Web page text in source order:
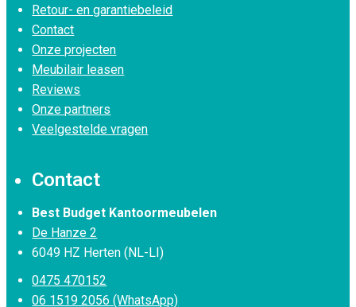
Retour- en garantiebeleid
Contact
Onze projecten
Meubilair leasen
Reviews
Onze partners
Veelgestelde vragen
Contact
Best Budget Kantoormeubelen
De Hanze 2
6049 HZ Herten (NL-LI)
0475 470152
06 1519 2056 (WhatsApp)